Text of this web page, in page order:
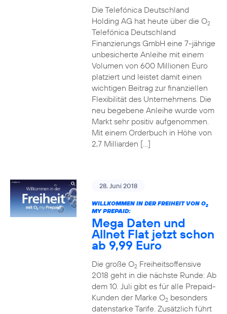
Die Telefónica Deutschland
Holding AG hat heute über die O2
Telefónica Deutschland
Finanzierungs GmbH eine 7-jährige
unbesicherte Anleihe mit einem
Volumen von 600 Millionen Euro
platziert und leistet damit einen
wichtigen Beitrag zur finanziellen
Flexibilität des Unternehmens. Die
neu begebene Anleihe wurde vom
Markt sehr positiv aufgenommen.
Mit einem Orderbuch in Höhe von
2,7 Milliarden […]
28. Juni 2018
WILLKOMMEN IN DER FREIHEIT VON O2
MY PREPAID:
Mega Daten und
Allnet Flat jetzt schon
ab 9,99 Euro
Die große O2Freiheitsoffensive
2018 geht in die nächste Runde: Ab
dem 10. Juli gibt es für alle Prepaid-
Kunden der Marke O2besonders
datenstarke Tarife. Zusätzlich führt